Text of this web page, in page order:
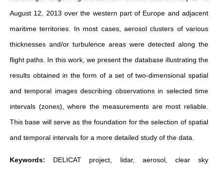
August 12, 2013 over the western part of Europe and adjacent
maritime territories. In most cases, aerosol clusters of various
thicknesses and/or turbulence areas were detected along the
flight paths. In this work, we present the database illustrating the
results obtained in the form of a set of two-dimensional spatial
and temporal images describing observations in selected time
intervals (zones), where the measurements are most reliable.
This base will serve as the foundation for the selection of spatial
and temporal intervals for a more detailed study of the data.
Keywords: DELICAT project, lidar, aerosol, clear sky